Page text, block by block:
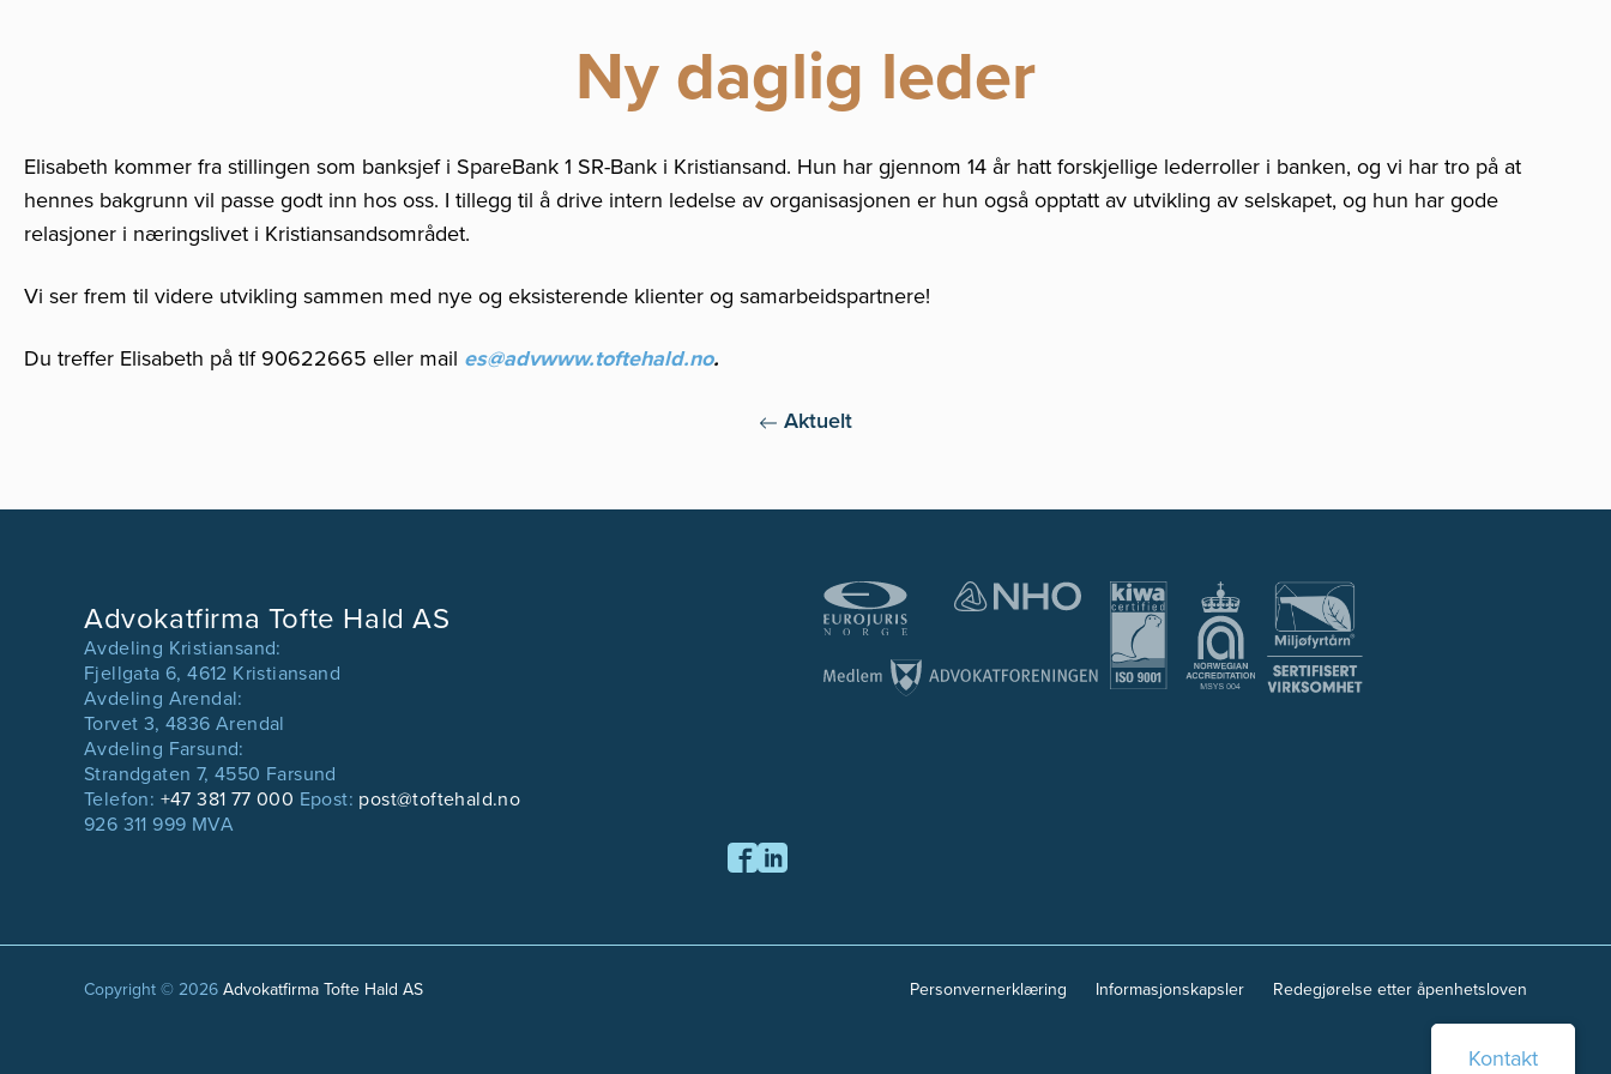
Kontakt
Ny daglig leder
Elisabeth kommer fra stillingen som banksjef i SpareBank 1 SR-Bank i Kristiansand. Hun har gjennom 14 år hatt forskjellige lederroller i banken, og vi har tro på at
hennes bakgrunn vil passe godt inn hos oss. I tillegg til å drive intern ledelse av organisasjonen er hun også opptatt av utvikling av selskapet, og hun har gode
relasjoner i næringslivet i Kristiansandsområdet.
Vi ser frem til videre utvikling sammen med nye og eksisterende klienter og samarbeidspartnere!
Du treffer Elisabeth på tlf 90622665 eller mail es@advwww.toftehald.no.
Aktuelt
Advokatfirma Tofte Hald AS
Avdeling Kristiansand:
Fjellgata 6, 4612 Kristiansand
Avdeling Arendal:
Torvet 3, 4836 Arendal
Avdeling Farsund:
Strandgaten 7, 4550 Farsund
Telefon: +47 381 77 000 Epost: post@toftehald.no
926 311 999 MVA
Copyright © 2026 Advokatfirma Tofte Hald AS Personvernerklæring Informasjonskapsler Redegjørelse etter åpenhetsloven